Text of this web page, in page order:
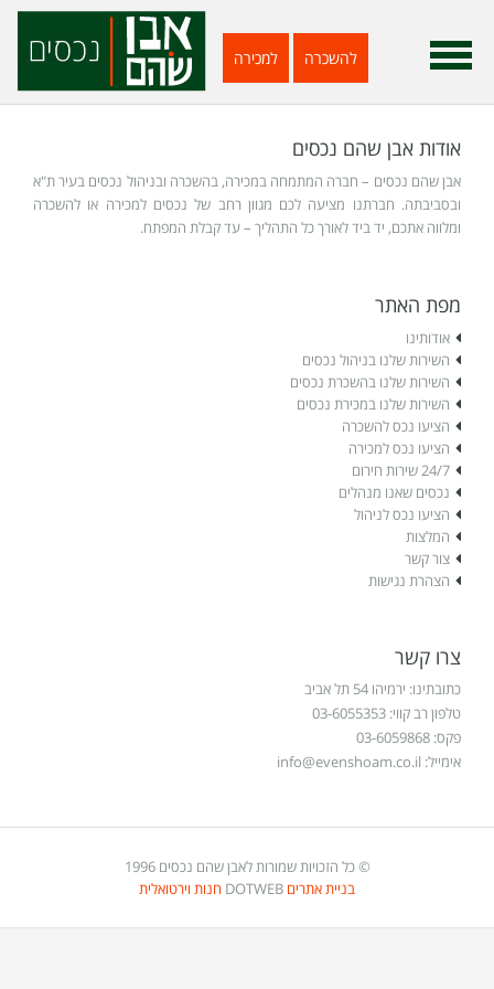
להשכרה למכירה
אודות אבן שהם נכסים
אבן שהם נכסים – חברה המתמחה במכירה, בהשכרה ובניהול נכסים בעיר ת"א
ובסביבתה. חברתנו מציעה לכם מגוון רחב של נכסים למכירה או להשכרה
ומלווה אתכם, יד ביד לאורך כל התהליך – עד קבלת המפתח.
מפת האתר
אודותינו
השירות שלנו בניהול נכסים
השירות שלנו בהשכרת נכסים
השירות שלנו במכירת נכסים
הציעו נכס להשכרה
הציעו נכס למכירה
24/7 שירות חירום
נכסים שאנו מנהלים
הציעו נכס לניהול
המלצות
צור קשר
הצהרת נגישות
צרו קשר
כתובתינו: ירמיהו 54 תל אביב
טלפון רב קווי: 03-6055353
פקס: 03-6059868
אימייל: info@evenshoam.co.il
© כל הזכויות שמורות לאבן שהם נכסים 1996
בניית אתרים
חנות וירטואלית